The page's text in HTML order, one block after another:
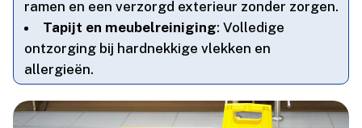
ramen en een verzorgd exterieur zonder zorgen.​
Tapijt en meubelreiniging: Volledige
ontzorging bij hardnekkige vlekken en
allergieën.​